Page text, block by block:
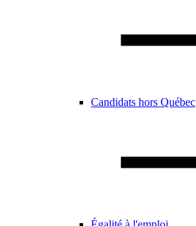
Candidats hors Québec